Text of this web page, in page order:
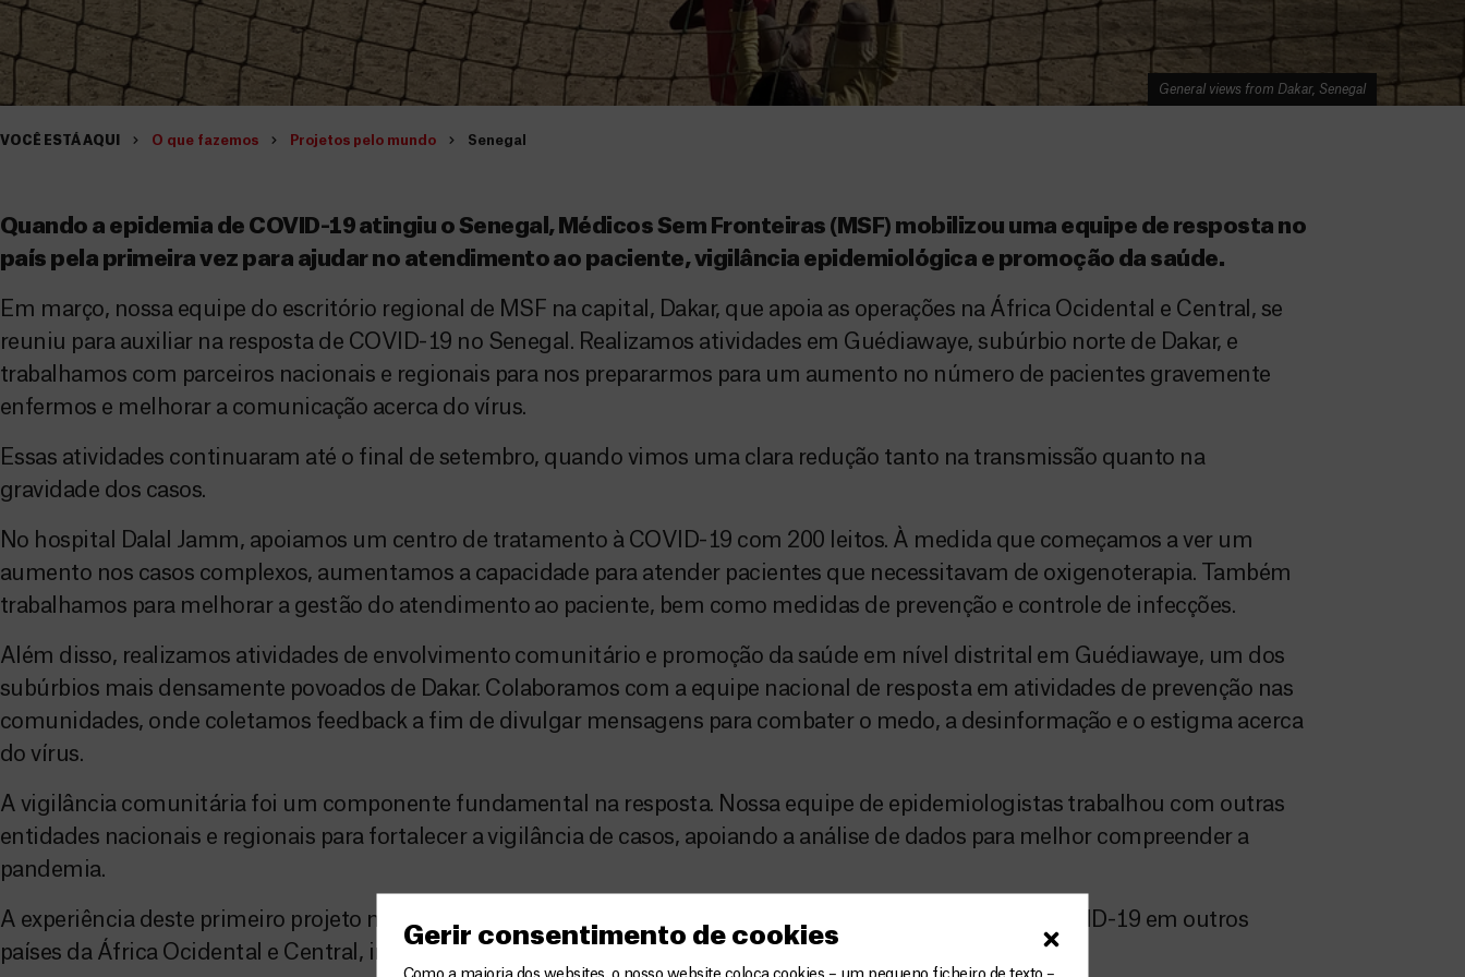
Gerir consentimento de cookies
Como a maioria dos websites, o nosso website coloca cookies – um pequeno ficheiro de texto –
General views from Dakar, Senegal
VOCÊ ESTÁ AQUI O que fazemos Projetos pelo mundo Senegal
Quando a epidemia de COVID-19 atingiu o Senegal, Médicos Sem Fronteiras (MSF) mobilizou uma equipe de resposta no
país pela primeira vez para ajudar no atendimento ao paciente, vigilância epidemiológica e promoção da saúde.
Em março, nossa equipe do escritório regional de MSF na capital, Dakar, que apoia as operações na África Ocidental e Central, se
reuniu para auxiliar na resposta de COVID-19 no Senegal. Realizamos atividades em Guédiawaye, subúrbio norte de Dakar, e
trabalhamos com parceiros nacionais e regionais para nos prepararmos para um aumento no número de pacientes gravemente
enfermos e melhorar a comunicação acerca do vírus.
Essas atividades continuaram até o final de setembro, quando vimos uma clara redução tanto na transmissão quanto na
gravidade dos casos.
No hospital Dalal Jamm, apoiamos um centro de tratamento à COVID-19 com 200 leitos. À medida que começamos a ver um
aumento nos casos complexos, aumentamos a capacidade para atender pacientes que necessitavam de oxigenoterapia. Também
trabalhamos para melhorar a gestão do atendimento ao paciente, bem como medidas de prevenção e controle de infecções.
Além disso, realizamos atividades de envolvimento comunitário e promoção da saúde em nível distrital em Guédiawaye, um dos
subúrbios mais densamente povoados de Dakar. Colaboramos com a equipe nacional de resposta em atividades de prevenção nas
comunidades, onde coletamos feedback a fim de divulgar mensagens para combater o medo, a desinformação e o estigma acerca
do vírus.
A vigilância comunitária foi um componente fundamental na resposta. Nossa equipe de epidemiologistas trabalhou com outras
entidades nacionais e regionais para fortalecer a vigilância de casos, apoiando a análise de dados para melhor compreender a
pandemia.
A experiência deste primeiro projeto no Senegal foi implementada durante nossos projetos de resposta COVID-19 em outros
países da África Ocidental e Central, incluindo Camarões, Níger e Burkina Faso.